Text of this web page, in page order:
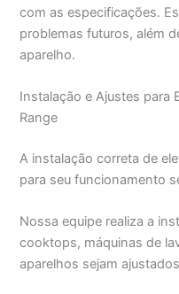
com as especificações.
problemas futuros, além
aparelho.
Instalação e Ajustes para
Range
A instalação correta de
para seu funcionamento
Nossa equipe realiza a
cooktops, máquinas de
aparelhos sejam